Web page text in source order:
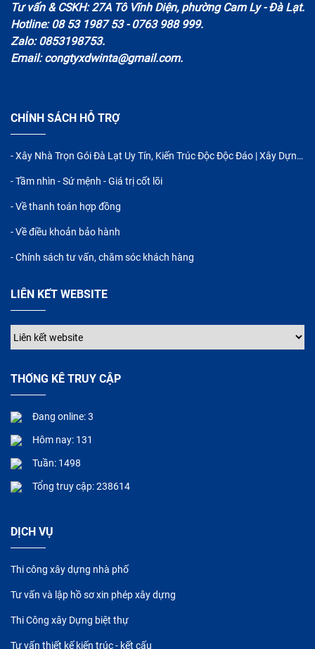
Tư vấn & CSKH: 27A Tô Vĩnh Diện, phường Cam Ly - Đà Lạt.
Hotline: 08 53 1987 53 - 0763 988 999.
Zalo: 0853198753.
Email: congtyxdwinta@gmail.com.
CHÍNH SÁCH HỖ TRỢ
- Xây Nhà Trọn Gói Đà Lạt Uy Tín, Kiến Trúc Độc Độc Đáo | Xây Dựng WINTA
- Tầm nhìn - Sứ mệnh - Giá trị cốt lõi
- Về thanh toán hợp đồng
- Về điều khoản bảo hành
- Chính sách tư vấn, chăm sóc khách hàng
LIÊN KẾT WEBSITE
THỐNG KÊ TRUY CẬP
Đang online: 3
Hôm nay: 131
Tuần: 1498
Tổng truy cập: 238614
DỊCH VỤ
Thi công xây dựng nhà phố
Tư vấn và lập hồ sơ xin phép xây dựng
Thi Công xây Dựng biệt thự
Tư vấn thiết kế kiến trúc - kết cấu